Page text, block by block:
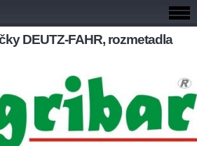
DEUTZ-FAHR, rozmetadla